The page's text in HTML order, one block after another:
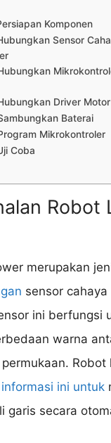
Komponen
Sensor
Driver
Baterai
Mikrokontroler
Coba
Robot
merupakan
sensor
ini berfungsi
warna
Robot
ini untuk
garis secara